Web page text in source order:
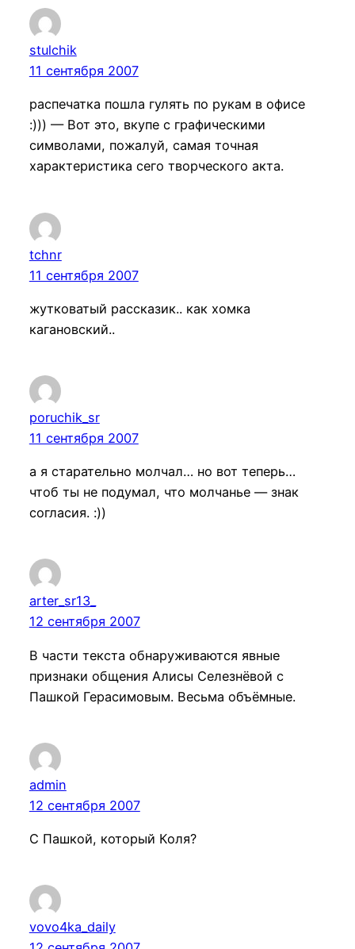
stulchik
11 сентября 2007
распечатка пошла гулять по рукам в офисе
:))) — Вот это, вкупе с графическими
символами, пожалуй, самая точная
характеристика сего творческого акта.
tchnr
11 сентября 2007
жутковатый рассказик.. как хомка
кагановский..
poruchik_sr
11 сентября 2007
а я старательно молчал… но вот теперь…
чтоб ты не подумал, что молчанье — знак
согласия. :))
arter_sr13_
12 сентября 2007
В части текста обнаруживаются явные
признаки общения Алисы Селезнёвой с
Пашкой Герасимовым. Весьма объёмные.
admin
12 сентября 2007
С Пашкой, который Коля?
vovo4ka_daily